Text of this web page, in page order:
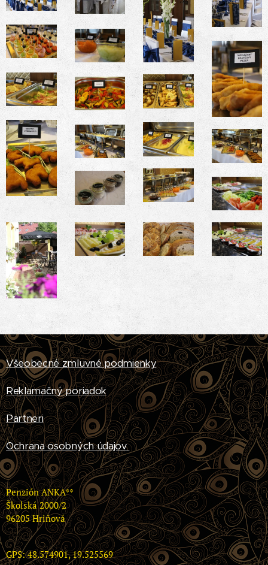
Všeobecné zmluvné podmienky
Reklamačný poriadok
Partneri
Ochrana osobných údajov
Penzión ANKA**
Školská 2000/2
96205 Hriňová
GPS: 48.574901, 19.525569